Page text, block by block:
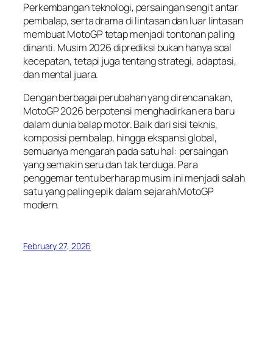
Perkembangan teknologi, persaingan sengit antar
pembalap, serta drama di lintasan dan luar lintasan
membuat MotoGP tetap menjadi tontonan paling
dinanti. Musim 2026 diprediksi bukan hanya soal
kecepatan, tetapi juga tentang strategi, adaptasi,
dan mental juara.
Dengan berbagai perubahan yang direncanakan,
MotoGP 2026 berpotensi menghadirkan era baru
dalam dunia balap motor. Baik dari sisi teknis,
komposisi pembalap, hingga ekspansi global,
semuanya mengarah pada satu hal: persaingan
yang semakin seru dan tak terduga. Para
penggemar tentu berharap musim ini menjadi salah
satu yang paling epik dalam sejarah MotoGP
modern.
February 27, 2026